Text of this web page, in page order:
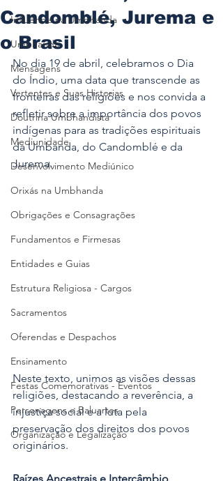
Influência na Umbhanda
Umbhanda
Mensagens
Vertentes e Suas Historias
Doutrina Umbhandista
Mediunidade
Desenvolvimento Mediúnico
Orixás na Umbhanda
Obrigações e Consagrações
Fundamentos e Firmesas
Entidades e Guias
Estrutura Religiosa - Cargos
Sacramentos
Oferendas e Despachos
Ensinamento
Festas Comemorativas - Eventos
Personagens e Baluartes
Organização e Legalização
Candomblé, Jurema e
o Brasil
No dia 19 de abril, celebramos o Dia
do Índio, uma data que transcende as
fronteiras das religiões e nos convida a
refletir sobre a importância dos povos
indígenas para as tradições espirituais
da Umbanda, do Candomblé e da
Jurema.
Neste texto, unimos as visões dessas
religiões, destacando a reverência, a
injustiça social e a luta pela
preservação dos direitos dos povos
originários.